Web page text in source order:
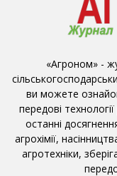
«Агроном» -
ви можете
передові
останні
агрохімії,
агротехніки,